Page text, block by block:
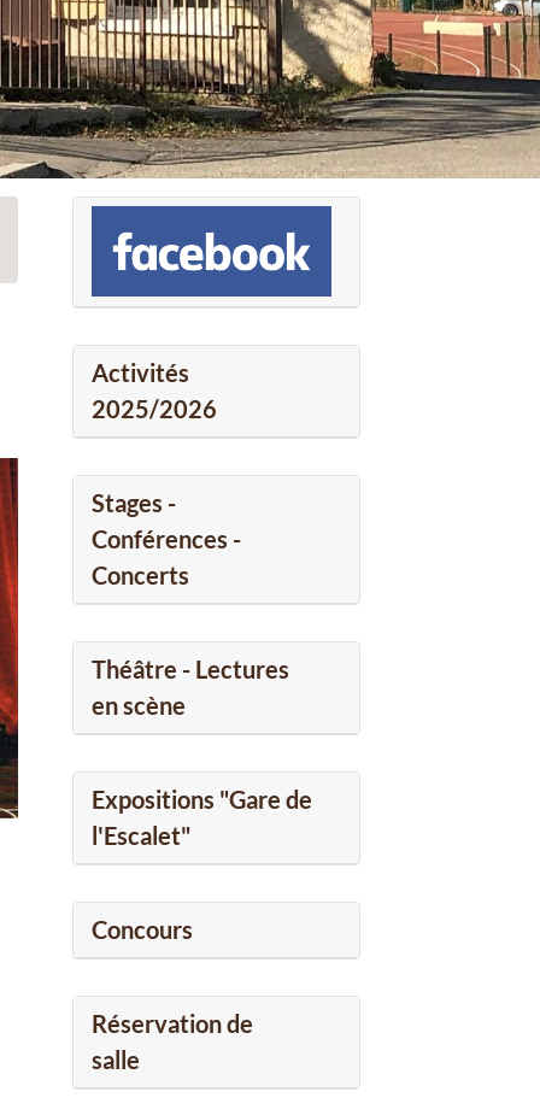
Activités
2025/2026
Stages -
Conférences -
Concerts
Théâtre - Lectures
en scène
Expositions "Gare de
l'Escalet"
Concours
Réservation de
salle